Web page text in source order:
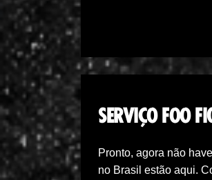
SERVIÇO FOO
Pronto, agora não
no Brasil estão aqui.